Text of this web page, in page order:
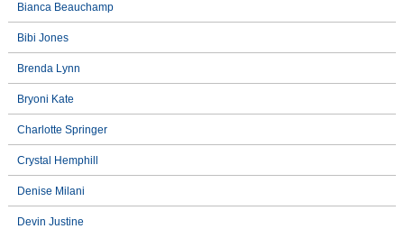
Bianca Beauchamp
Bibi Jones
Brenda Lynn
Bryoni Kate
Charlotte Springer
Crystal Hemphill
Denise Milani
Devin Justine